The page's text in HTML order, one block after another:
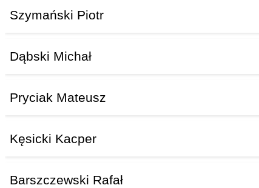
Szymański Piotr
Dąbski Michał
Pryciak Mateusz
Kęsicki Kacper
Barszczewski Rafał